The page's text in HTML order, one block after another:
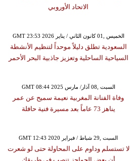
الاتحاد الأوروبي
GMT 23:53 2026 الخميس ,01 كانون الثاني / يناير
السعودية تطلق دليلاً موحداً لتنظيم الأنشطة
السياحية الساحلية وتعزيز جاذبية البحر الأحمر
GMT 08:44 2025 السبت ,08 آذار/ مارس
وفاة الفنانة المغربية نعيمة سميح عن عمر
يناهز 73 عاماً بعد مسيرة فنية حافلة
GMT 12:43 2020 السبت ,29 شباط / فبراير
لا تستسلم وداوم على المحاولة حتى لو شعرت